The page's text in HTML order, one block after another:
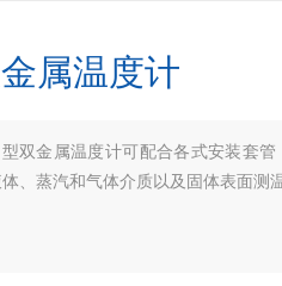
属温度计
双金属温度计可配合各式安装套
、蒸汽和气体介质以及固体表面测温